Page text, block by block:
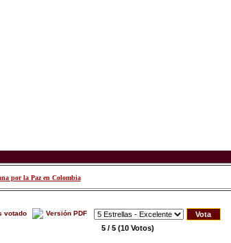
por la Paz en Colombia
votado Versión PDF
5 / 5 (10 Votos)